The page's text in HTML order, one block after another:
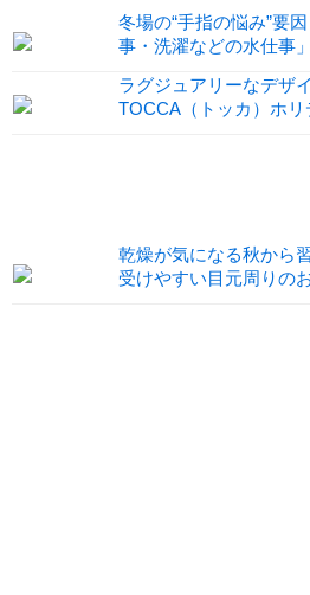
冬場の“手指の悩み”要
事・洗濯などの水仕事
ラグジュアリーなデザ
TOCCA（トッカ）ホ
乾燥が気になる秋から
受けやすい目元周りの